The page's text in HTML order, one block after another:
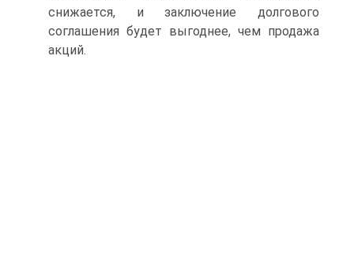
снижается, и заключение долгового
соглашения будет выгоднее, чем продажа
акций.